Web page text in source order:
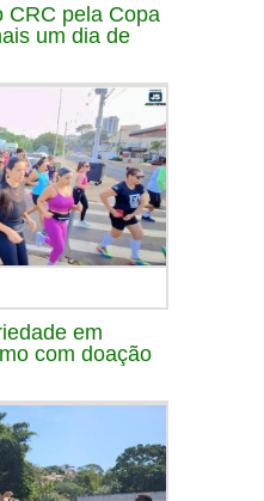
CRC pela Copa
um dia de
em
com doação